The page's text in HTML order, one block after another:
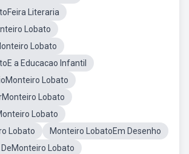
Literaria
Lobato
Lobato
a Educacao Infantil
Lobato
Lobato
Lobato
Lobato
Monteiro LobatoEm Desenho
Lobato